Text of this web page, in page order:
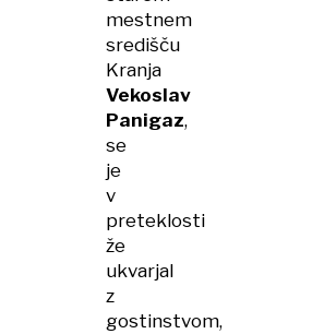
mestnem
središču
Kranja
Vekoslav
Panigaz,
se
je
v
preteklosti
že
ukvarjal
z
gostinstvom,